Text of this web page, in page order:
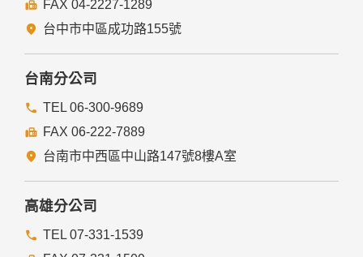
揭露您的個人資料是為了辨識、聯絡或採取法律行動所必要
者。
本網站委託廠商協助蒐集、處理或利用您的個人資料時，將對
委外廠商或個人善盡監督管理之責。
六、Cookie之使用
為了提供您最佳的服務，本網站會在您的電腦中放置並取用我
們的Cookie，若您不願接受Cookie的寫入，您可在您使用的
瀏覽器功能項中設定隱私權等級為高，即可拒絕Cookie的寫
七、隱私權保護政策之修正
款將刊登於網站上。
FAX 04-2227-1289
台中市中區成功路155號
台南分公司
TEL 06-300-9689
FAX 06-222-7889
台南市中西區中山路147號8樓A室
高雄分公司
TEL 07-331-1539